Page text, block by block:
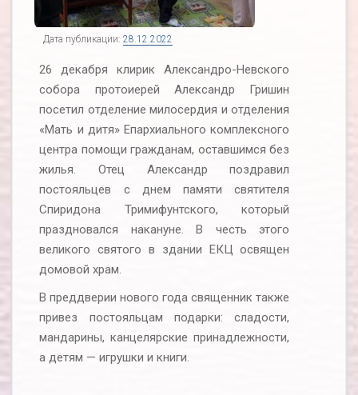
Дата публикации:28.12.2022
26 декабря клирик Александро-Невского
собора протоиерей Александр Гришин
посетил отделение милосердия и отделения
«Мать и дитя» Епархиального комплексного
центра помощи гражданам, оставшимся без
жилья. Отец Александр поздравил
постояльцев с днем памяти святителя
Спиридона Тримифунтского, который
праздновался накануне. В честь этого
великого святого в здании ЕКЦ освящен
домовой храм.
В преддверии нового года священник также
привез постояльцам подарки: сладости,
мандарины, канцелярские принадлежности,
а детям — игрушки и книги.